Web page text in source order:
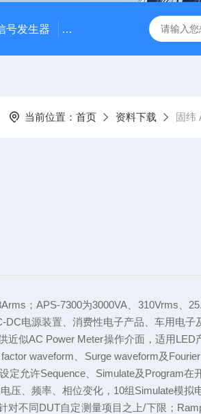
号发生器 APS-7050E 交流电源
当前位置： 首页 资料下载 固纬
；APS-7300为3000VA、310Vrms、
电源装置、消费性电子产品、车用电子
似AC Power Meter操作介面，适用LED
waveform、Surge waveform及
允许Sequence、Simulate及Program在
压、频率、相位变化，10组Simulate模拟
不同DUT自定测量项目之上/下限；